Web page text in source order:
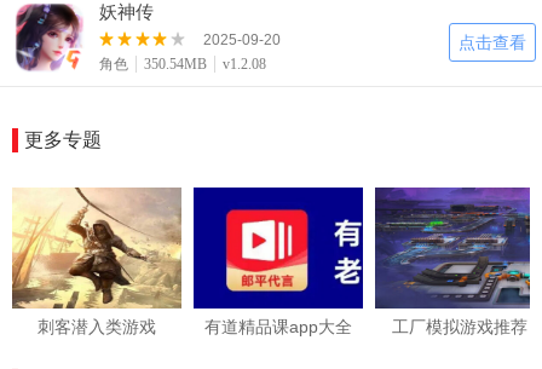
妖神传
2025-09-20
角色
350.54MB v1.2.08
点击查看
更多专题
刺客潜入类游戏 有道精品课app大全 工厂模拟游戏推荐